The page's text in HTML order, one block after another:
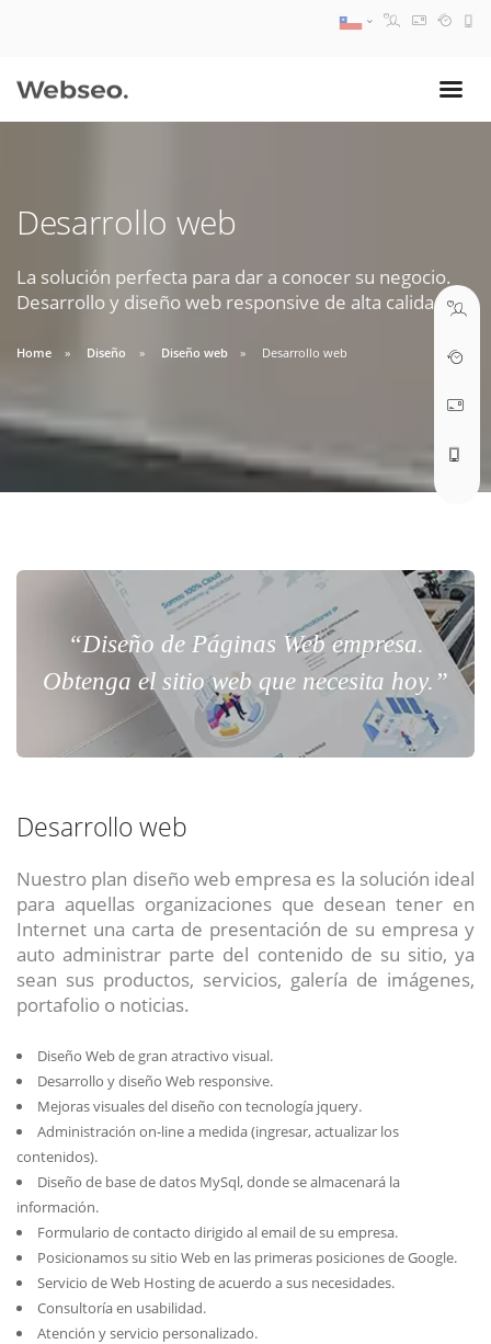
Desarrollo web
La solución perfecta para dar a conocer su negocio.
Desarrollo y diseño web responsive de alta calidad.
Home Diseño Diseño web Desarrollo web
“Diseño de Páginas Web empresa.
Obtenga el sitio web que necesita hoy.”
Desarrollo web
Nuestro plan diseño web empresa es la solución ideal
para aquellas organizaciones que desean tener en
Internet una carta de presentación de su empresa y
auto administrar parte del contenido de su sitio, ya
sean sus productos, servicios, galería de imágenes,
portafolio o noticias.
Diseño Web de gran atractivo visual.
Desarrollo y diseño Web responsive.
Mejoras visuales del diseño con tecnología jquery.
Administración on-line a medida (ingresar, actualizar los
contenidos).
Diseño de base de datos MySql, donde se almacenará la
información.
Formulario de contacto dirigido al email de su empresa.
Posicionamos su sitio Web en las primeras posiciones de Google.
Servicio de Web Hosting de acuerdo a sus necesidades.
Consultoría en usabilidad.
Atención y servicio personalizado.
09:30 AM A 18:30 PM
soporte@webseo.cl